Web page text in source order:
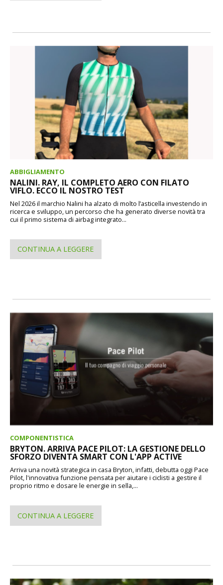
ABBIGLIAMENTO
NALINI. RAY, IL COMPLETO AERO CON FILATO
VIFLO. ECCO IL NOSTRO TEST
Nel 2026 il marchio Nalini ha alzato di molto l’asticella investendo in
ricerca e sviluppo, un percorso che ha generato diverse novità tra
cui il primo sistema di airbag integrato...
CONTINUA A LEGGERE
COMPONENTISTICA
BRYTON. ARRIVA PACE PILOT: LA GESTIONE DELLO
SFORZO DIVENTA SMART CON L'APP ACTIVE
Arriva una novità strategica in casa Bryton, infatti, debutta oggi Pace
Pilot, l'innovativa funzione pensata per aiutare i ciclisti a gestire il
proprio ritmo e dosare le energie in sella,...
CONTINUA A LEGGERE